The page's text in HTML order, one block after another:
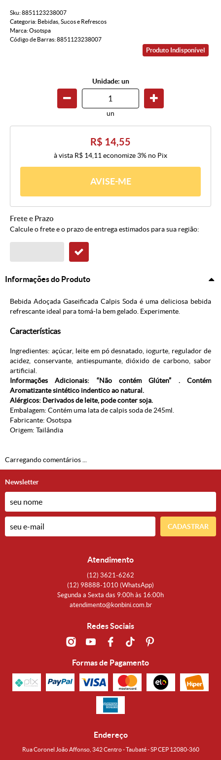
Sku:8851123238007
Categoria: Bebidas Sucos e Refrescos
Marca:Osotspa
Código de Barras:8851123238007
Produto Indisponível
Unidade: un
un
R$ 14,55
à vista R$ 14,11 economize 3% no Pix
AVISE-ME
Frete e Prazo
Calcule o frete e o prazo de entrega estimados para sua região:
Informações do Produto
Bebida Adoçada Gaseificada Calpis Soda é uma deliciosa bebida
refrescante ideal para tomá-la bem gelado. Experimente.
Características
Ingredientes: açúcar, leite em pó desnatado, iogurte, regulador de
acidez, conservante, antiespumante, dióxido de carbono, sabor
artificial.
Informações Adicionais: “Não contém Glúten” . Contém
Aromatizante sintético indentico ao natural.
Alérgicos: Derivados de leite, pode conter soja.
Embalagem: Contém uma lata de calpis soda de 245ml.
Fabricante: Osotspa
Origem: Tailândia
Carregando comentários ...
Newsletter
CADASTRAR
Atendimento
(12) 3621-6262
(12) 98888-1010 (WhatsApp)
Segunda a Sexta das 9:00h às 16:00h
atendimento@konbini.com.br
Redes Sociais
Formas de Pagamento
Endereço
Rua Coronel João Affonso, 342 Centro - Taubaté - SP CEP 12080-360